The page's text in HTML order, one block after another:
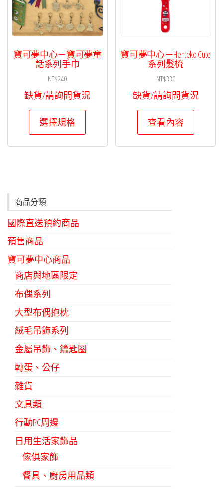
寶可夢中心－寶可夢童
話系列手巾
NT$240
缺貨/請詢問貨況
選擇規格
此
式。
項
寶可夢中心－Henteko Cute
系列髮梳
NT$330
缺貨/請詢問貨況
查看內容
商品分類
國際直送預約商品
預售商品
寶可夢中心商品
商店與地區限定
布偶系列
大型布偶抱枕
絨毛吊飾系列
金屬吊飾、鑰匙圈
轉蛋、公仔
雜貨
文具類
行動PC周邊
日用生活家飾品
傢俱家飾
餐具、廚房用品類